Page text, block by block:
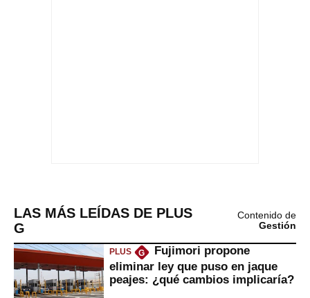
LAS MÁS LEÍDAS DE PLUS
G
Contenido de
Gestión
PLUS G
Fujimori propone
eliminar ley que puso en jaque
peajes: ¿qué cambios implicaría?